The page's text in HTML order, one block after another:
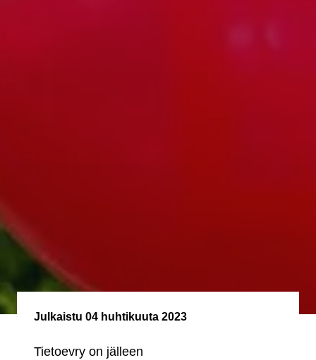
Julkaistu 04 huhtikuuta 2023
Tietoevry on jälleen